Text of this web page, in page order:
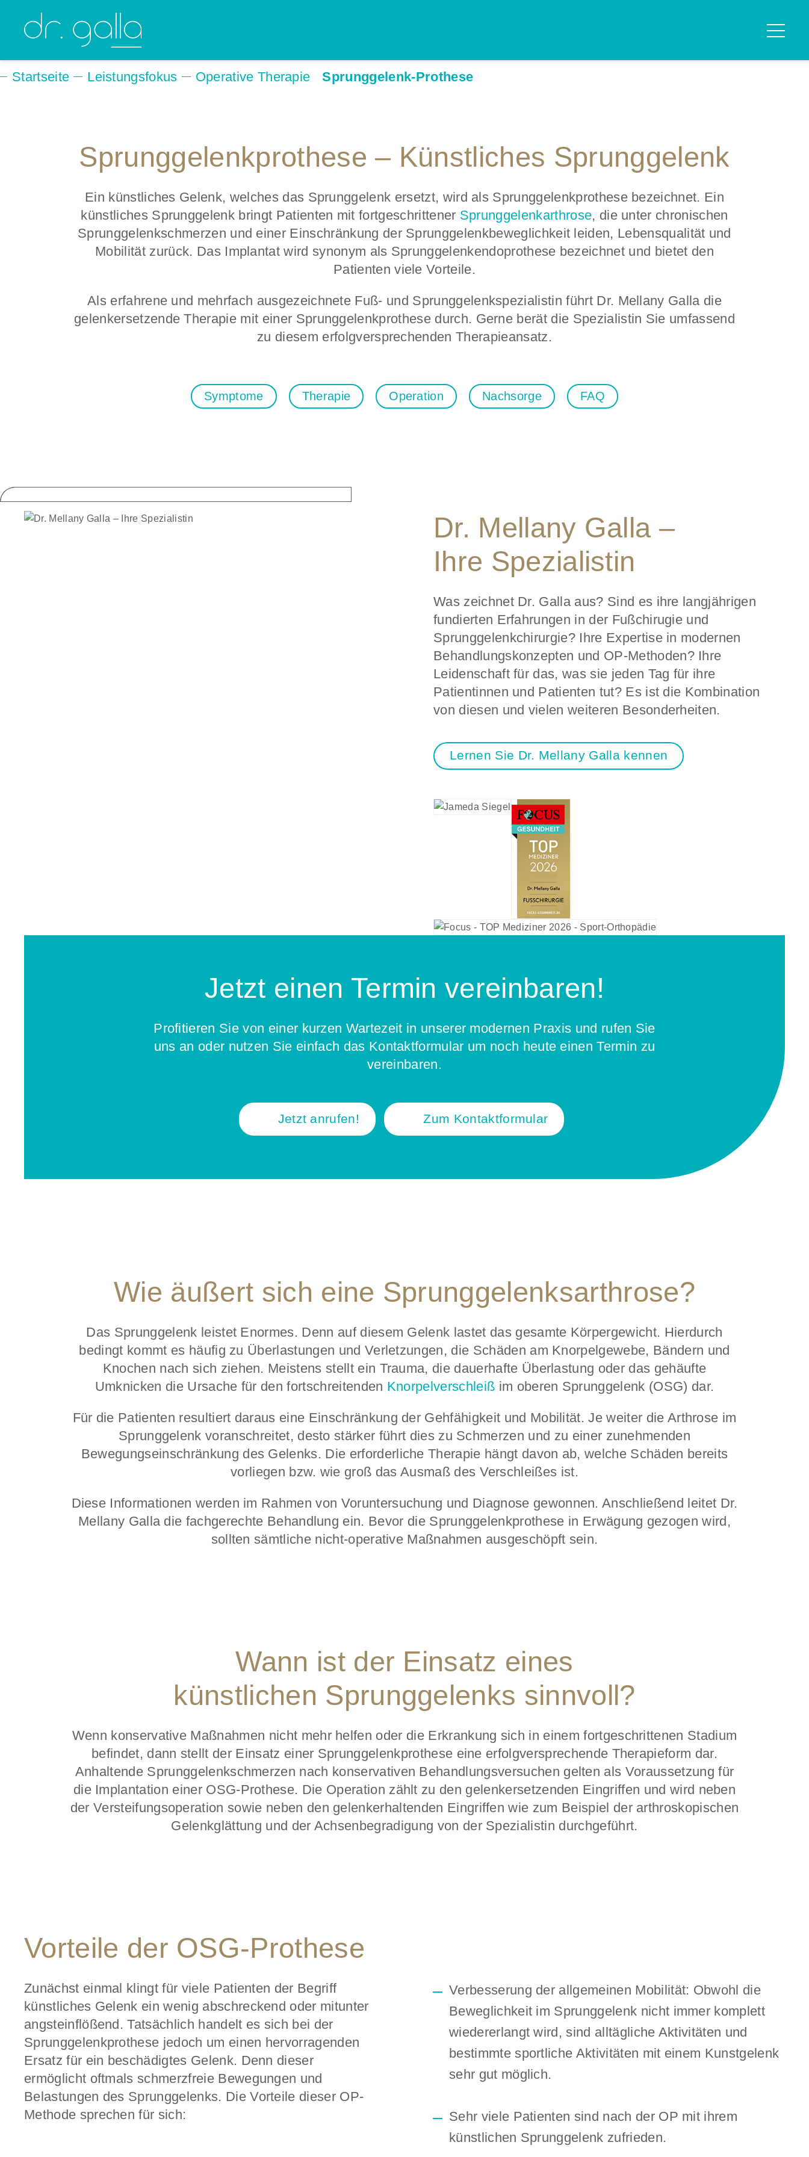
Startseite Leistungsfokus Operative Therapie Sprunggelenk-Prothese
Sprunggelenk­­­­­prothese – Künstliches Sprunggelenk
Ein künstliches Gelenk, welches das Sprunggelenk ersetzt, wird als Sprunggelenkprothese bezeichnet. Ein
künstliches Sprunggelenk bringt Patienten mit fortgeschrittener Sprunggelenkarthrose, die unter chronischen
Sprunggelenkschmerzen und einer Einschränkung der Sprunggelenkbeweglichkeit leiden, Lebensqualität und
Mobilität zurück. Das Implantat wird synonym als Sprunggelenkendoprothese bezeichnet und bietet den
Patienten viele Vorteile.
Als erfahrene und mehrfach ausgezeichnete Fuß- und Sprunggelenkspezialistin führt Dr. Mellany Galla die
gelenkersetzende Therapie mit einer Sprunggelenkprothese durch. Gerne berät die Spezialistin Sie umfassend
zu diesem erfolgversprechenden Therapieansatz.
Symptome Therapie Operation Nachsorge FAQ
Dr. Mellany Galla –
Ihre Spezialistin
Was zeichnet Dr. Galla aus? Sind es ihre langjährigen
fundierten Erfahrungen in der Fußchirugie und
Sprunggelenkchirurgie? Ihre Expertise in modernen
Behandlungskonzepten und OP-Methoden? Ihre
Leidenschaft für das, was sie jeden Tag für ihre
Patientinnen und Patienten tut? Es ist die Kombination
von diesen und vielen weiteren Besonderheiten.
Lernen Sie Dr. Mellany Galla kennen
Jetzt einen Termin vereinbaren!
Profitieren Sie von einer kurzen Wartezeit in unserer modernen Praxis und rufen Sie
uns an oder nutzen Sie einfach das Kontaktformular um noch heute einen Termin zu
vereinbaren.
Jetzt anrufen! Zum Kontaktformular
Wie äußert sich eine Sprunggelenks­arthrose?
Das Sprunggelenk leistet Enormes. Denn auf diesem Gelenk lastet das gesamte Körpergewicht. Hierdurch
bedingt kommt es häufig zu Überlastungen und Verletzungen, die Schäden am Knorpelgewebe, Bändern und
Knochen nach sich ziehen. Meistens stellt ein Trauma, die dauerhafte Überlastung oder das gehäufte
Umknicken die Ursache für den fortschreitenden Knorpelverschleiß im oberen Sprunggelenk (OSG) dar.
Für die Patienten resultiert daraus eine Einschränkung der Gehfähigkeit und Mobilität. Je weiter die Arthrose im
Sprunggelenk voranschreitet, desto stärker führt dies zu Schmerzen und zu einer zunehmenden
Bewegungseinschränkung des Gelenks. Die erforderliche Therapie hängt davon ab, welche Schäden bereits
vorliegen bzw. wie groß das Ausmaß des Verschleißes ist.
Diese Informationen werden im Rahmen von Voruntersuchung und Diagnose gewonnen. Anschließend leitet Dr.
Mellany Galla die fachgerechte Behandlung ein. Bevor die Sprunggelenkprothese in Erwägung gezogen wird,
sollten sämtliche nicht-operative Maßnahmen ausgeschöpft sein.
Wann ist der Einsatz eines
künstlichen Sprunggelenks sinnvoll?
Wenn konservative Maßnahmen nicht mehr helfen oder die Erkrankung sich in einem fortgeschrittenen Stadium
befindet, dann stellt der Einsatz einer Sprunggelenkprothese eine erfolgversprechende Therapieform dar.
Anhaltende Sprunggelenkschmerzen nach konservativen Behandlungsversuchen gelten als Voraussetzung für
die Implantation einer OSG-Prothese. Die Operation zählt zu den gelenkersetzenden Eingriffen und wird neben
der Versteifungsoperation sowie neben den gelenkerhaltenden Eingriffen wie zum Beispiel der arthroskopischen
Gelenkglättung und der Achsenbegradigung von der Spezialistin durchgeführt.
Vorteile der OSG-Prothese
Zunächst einmal klingt für viele Patienten der Begriff
künstliches Gelenk ein wenig abschreckend oder mitunter
angsteinflößend. Tatsächlich handelt es sich bei der
Sprunggelenkprothese jedoch um einen hervorragenden
Ersatz für ein beschädigtes Gelenk. Denn dieser
ermöglicht oftmals schmerzfreie Bewegungen und
Belastungen des Sprunggelenks. Die Vorteile dieser OP-
Methode sprechen für sich:
Verbesserung der allgemeinen Mobilität: Obwohl die
Beweglichkeit im Sprunggelenk nicht immer komplett
wiedererlangt wird, sind alltägliche Aktivitäten und
bestimmte sportliche Aktivitäten mit einem Kunstgelenk
sehr gut möglich.
Sehr viele Patienten sind nach der OP mit ihrem
künstlichen Sprunggelenk zufrieden.